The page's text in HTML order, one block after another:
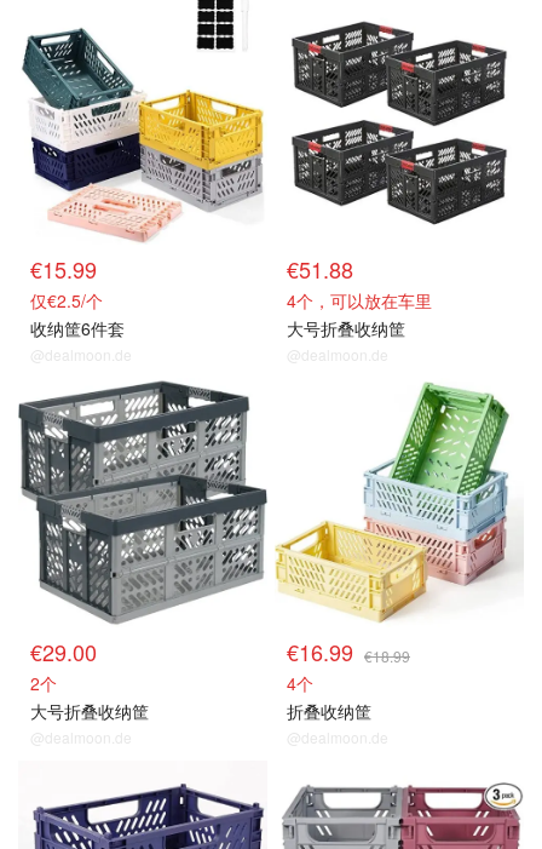
€15.99
仅€2.5/个
收纳筐6件套
@dealmoon.de
€51.88
4个，可以放在车里
大号折叠收纳筐
@dealmoon.de
€29.00
2个
大号折叠收纳筐
@dealmoon.de
€16.99 €18.99
4个
折叠收纳筐
@dealmoon.de